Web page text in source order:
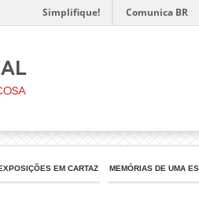
Simplifique! Comunica BR
EM CARTAZ MEMÓRIAS DE UMA